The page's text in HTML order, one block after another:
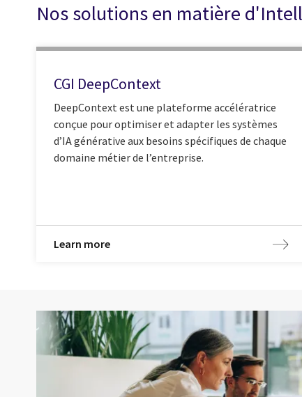
Nos solutions en matière
CGI DeepContext
DeepContext est une plateforme accélératrice
conçue pour optimiser et adapter les systèmes
d’IA générative aux besoins spécifiques de chaque
domaine métier de l’entreprise.
Learn more